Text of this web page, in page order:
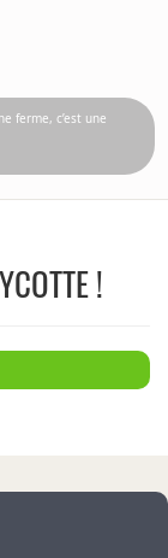
ferme, c’est une
!